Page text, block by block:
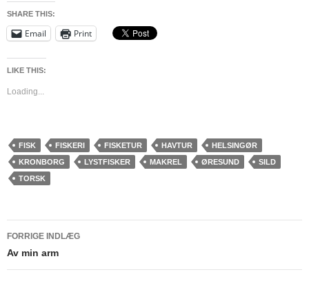
SHARE THIS:
Email Print
LIKE THIS:
Loading...
FISK FISKERI FISKETUR HAVTUR
HELSINGØR
KRONBORG
LYSTFISKER MAKREL ØRESUND
SILD
TORSK
Indlægsnavigation
FORRIGE INDLÆG
Av min arm